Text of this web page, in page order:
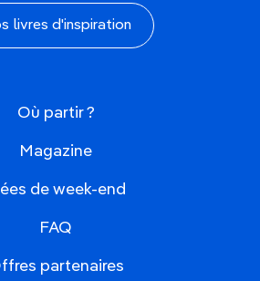
livres d'inspiration
Où partir ?
Magazine
de week-end
FAQ
partenaires